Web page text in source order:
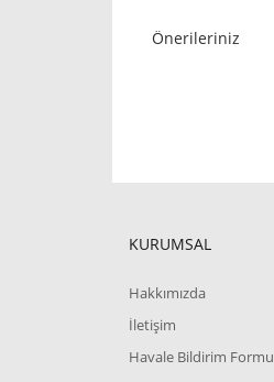
Önerileriniz
KURUMSAL
Hakkımızda
İletişim
Havale Bildirim Formu